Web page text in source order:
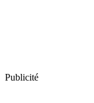
Publicité